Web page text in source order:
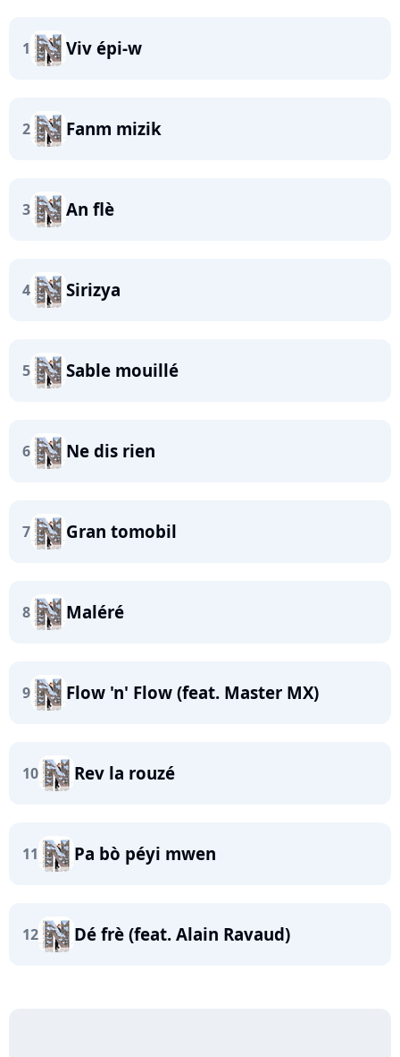
1 Viv épi-w
2 Fanm mizik
3 An flè
4 Sirizya
5 Sable mouillé
6 Ne dis rien
7 Gran tomobil
8 Maléré
9 Flow 'n' Flow (feat. Master MX)
10 Rev la rouzé
11 Pa bò péyi mwen
12 Dé frè (feat. Alain Ravaud)